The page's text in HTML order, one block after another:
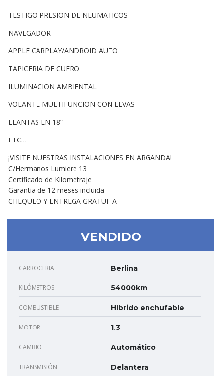
TESTIGO PRESION DE NEUMATICOS
NAVEGADOR
APPLE CARPLAY/ANDROID AUTO
TAPICERIA DE CUERO
ILUMINACION AMBIENTAL
VOLANTE MULTIFUNCION CON LEVAS
LLANTAS EN 18”
ETC…
¡VISITE NUESTRAS INSTALACIONES EN ARGANDA!
C/Hermanos Lumiere 13
Certificado de Kilometraje
Garantía de 12 meses incluida
CHEQUEO Y ENTREGA GRATUITA
VENDIDO
CARROCERIA Berlina
KILÓMETROS 54000km
COMBUSTIBLE Híbrido enchufable
MOTOR 1.3
CAMBIO Automático
TRANSMISIÓN Delantera